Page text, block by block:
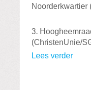
Noorderkwartier
3.
(ChristenUnie/
Lees verder